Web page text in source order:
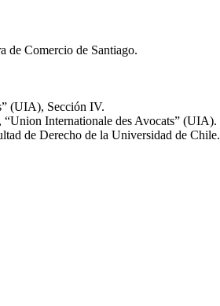
de Comercio de Santiago.
(UIA), Sección IV.
Internationale des Avocats” (UIA).
de Derecho de la Universidad de